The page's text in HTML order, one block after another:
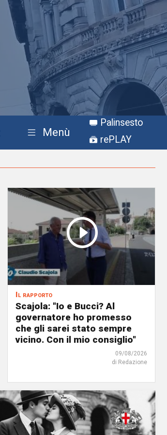
Menù
Palinsesto
rePLAY
Il rapporto
Scajola: "Io e Bucci? Al
governatore ho promesso
che gli sarei stato sempre
vicino. Con il mio consiglio"
09/08/2026
di Redazione